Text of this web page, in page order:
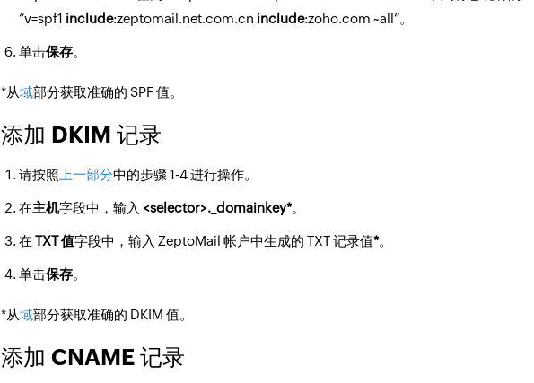
“v=spf1 include:zeptomail.net.com.cn include:zoho.com ~all”。
单击保存。
*从域部分获取准确的 SPF 值。
添加 DKIM 记录
请按照 上一部分中的步骤 1-4 进行操作。
在主机字段中，输入 <selector>._domainkey*。
在 TXT 值字段中，输入 ZeptoMail 帐户中生成的 TXT 记录值*。
单击保存。
*从域部分获取准确的 DKIM 值。
添加 CNAME 记录